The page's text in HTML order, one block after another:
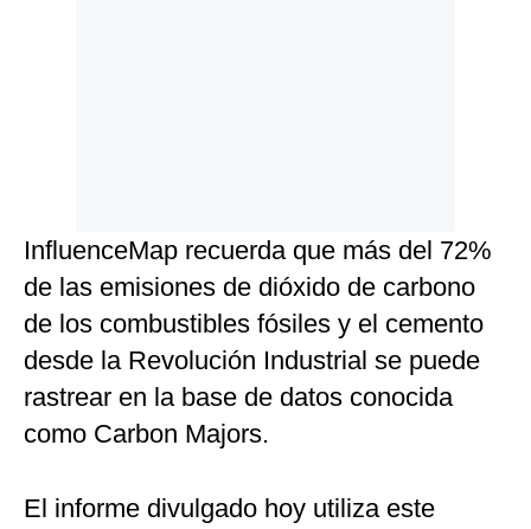
InfluenceMap recuerda que más del 72%
de las emisiones de dióxido de carbono
de los combustibles fósiles y el cemento
desde la Revolución Industrial se puede
rastrear en la base de datos conocida
como Carbon Majors.
El informe divulgado hoy utiliza este